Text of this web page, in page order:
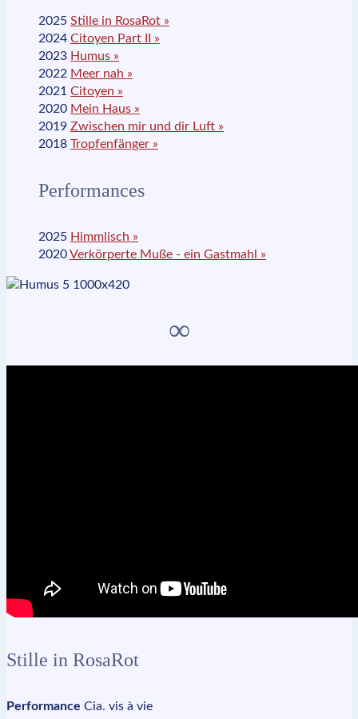
2025 Stille in RosaRot »
2024 Citoyen Part II »
2023 Humus »
2022 Meer nah »
2021 Citoyen »
2020 Mein Haus »
2019 Zwischen mir und dir Luft »
2018 Tropfenfänger »
Performances
2025 Himmlisch »
2020Verkörperte Muße - ein Gastmahl »
∞
Stille in RosaRot
Performance Cia. vis à vie